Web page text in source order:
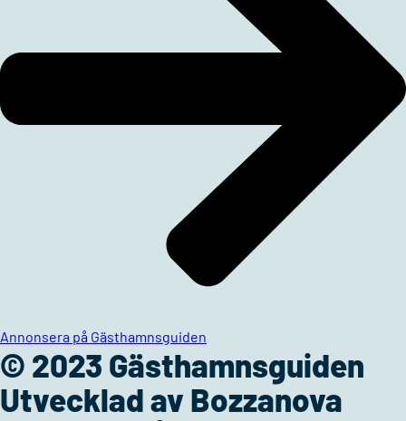
Annonsera på Gästhamnsguiden
© 2023 Gästhamnsguiden
Utvecklad av Bozzanova